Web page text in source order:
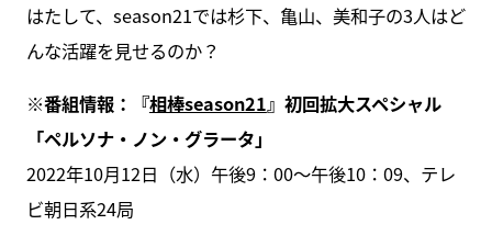
はたして、season21では杉下、亀山、美和子の3人はど
んな活躍を見せるのか？
※番組情報：『相棒season21』初回拡大スペシャル
「ペルソナ・ノン・グラータ」
2022年10月12日（水）午後9：00～午後10：09、テレ
ビ朝日系24局